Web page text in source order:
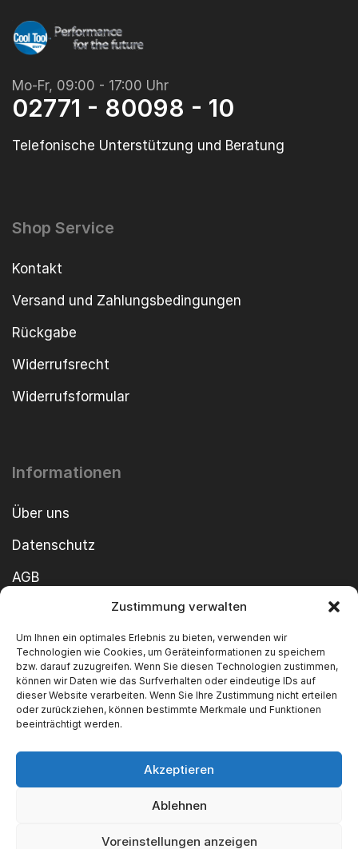
Zustimmung verwalten
Um Ihnen ein optimales Erlebnis zu bieten, verwenden wir
Technologien wie Cookies, um Geräteinformationen zu speichern
bzw. darauf zuzugreifen. Wenn Sie diesen Technologien zustimmen,
können wir Daten wie das Surfverhalten oder eindeutige IDs auf
dieser Website verarbeiten. Wenn Sie Ihre Zustimmung nicht erteilen
oder zurückziehen, können bestimmte Merkmale und Funktionen
beeinträchtigt werden.
Akzeptieren
Ablehnen
Voreinstellungen anzeigen
Mo-Fr, 09:00 - 17:00 Uhr
02771 - 80098 - 10
Telefonische Unterstützung und Beratung
Shop Service
Kontakt
Versand und Zahlungsbedingungen
Rückgabe
Widerrufsrecht
Widerrufsformular
Informationen
Über uns
Datenschutz
AGB
Cookie-Richtlinie
Impressum
Copyright ©2026 SWT GmbH Built by